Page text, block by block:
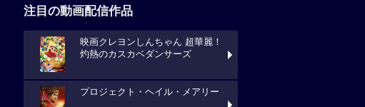
注目の動画配信作品
映画クレヨンしんちゃん 超華麗！
灼熱のカスカベダンサーズ
プロジェクト・ヘイル・メアリー